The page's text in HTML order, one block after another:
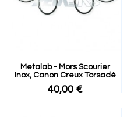
Metalab - Mors Scourier
Inox, Canon Creux Torsadé
40,00 €